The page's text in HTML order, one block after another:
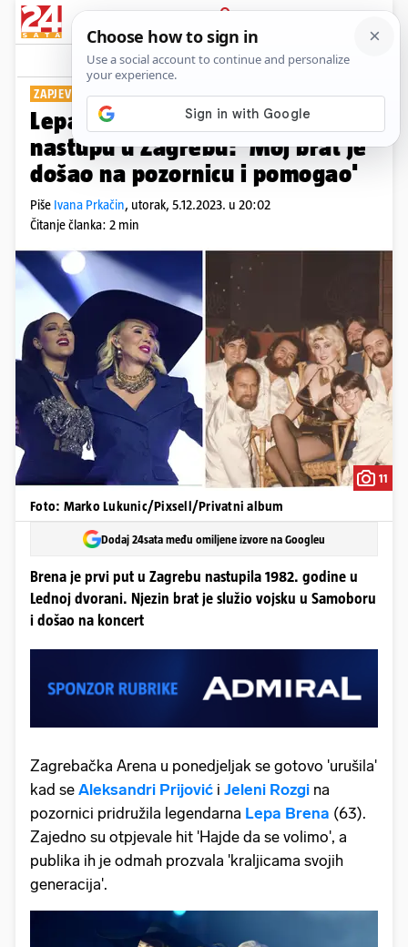
PRIJAVA
Show Komentari
ZAPJEVALA S PRIJOM U ARENI
Lepa Brena za 24sata o prvom
nastupu u Zagrebu: 'Moj brat je
došao na pozornicu i pomogao'
Piše Ivana Prkačin, utorak, 5.12.2023. u 20:02
Čitanje članka: 2 min
11
Foto: Marko Lukunic/Pixsell/Privatni album
Dodaj 24sata među omiljene izvore na Googleu
Brena je prvi put u Zagrebu nastupila 1982. godine u
Lednoj dvorani. Njezin brat je služio vojsku u Samoboru
i došao na koncert
Zagrebačka Arena u ponedjeljak se gotovo 'urušila'
kad se Aleksandri Prijović i Jeleni Rozgi na
pozornici pridružila legendarna Lepa Brena (63).
Zajedno su otpjevale hit 'Hajde da se volimo', a
publika ih je odmah prozvala 'kraljicama svojih
generacija'.